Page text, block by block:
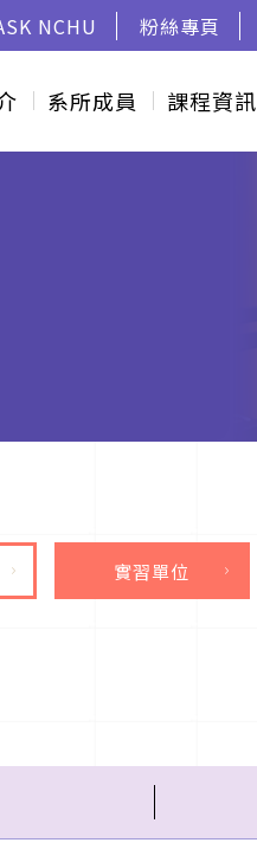
NCHU 粉絲專頁
系所成員 課程資訊
實習單位